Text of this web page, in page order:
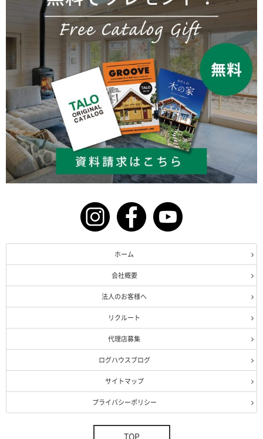
ホーム
会社概要
法人のお客様へ
リクルート
代理店募集
ログハウスブログ
サイトマップ
プライバシーポリシー
TOP